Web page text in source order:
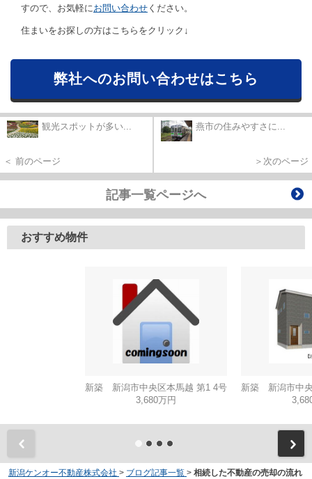
すので、お気軽にお問い合わせ ください。
住まいをお探しの方はこちらをクリック↓
弊社へのお問い合わせはこちら
観光スポットが多い...
＜ 前のページ
燕市の住みやすさに...
＞次のページ
記事一覧ページへ
おすすめ物件
新築 新潟市中央区本馬越 第1 4号
3,680万円
新築 新潟市中
新潟ケンオー不動産株式会社 > ブログ記事一覧 > 相続した不動産の売却の流れ